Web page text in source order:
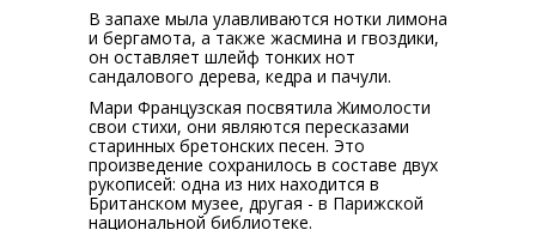
В запахе мыла улавливаются нотки лимона
и бергамота, а также жасмина и гвоздики,
он оставляет шлейф тонких нот
сандалового дерева, кедра и пачули.
Мари Французская посвятила Жимолости
свои стихи, они являются пересказами
старинных бретонских песен. Это
произведение сохранилось в составе двух
рукописей: одна из них находится в
Британском музее, другая - в Парижской
национальной библиотеке.